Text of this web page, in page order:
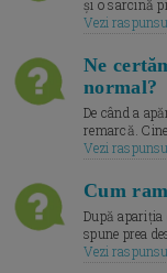
și o sarcină
Vezi
Ne
normal?
De când a
remarcă.
Vezi
Cum
După
spune prea
Vezi